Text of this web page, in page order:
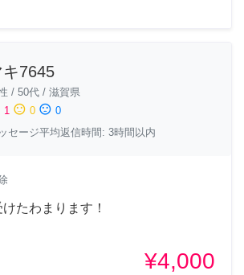
キ7645
/ 50代 / 滋賀県
1 sentiment_neutral 0 sentiment_dissatisfied 0
セージ平均返信時間: 3時間以内
たわまります！
¥4,000